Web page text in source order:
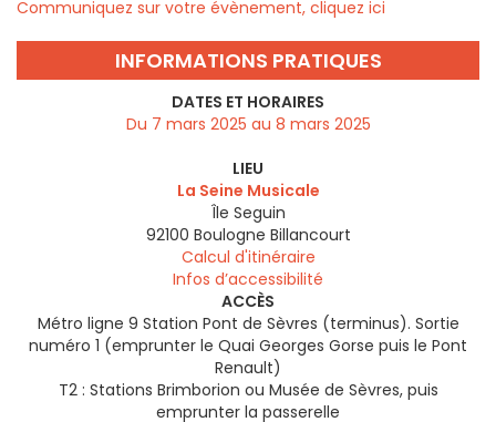
Communiquez sur votre évènement, cliquez ici
INFORMATIONS PRATIQUES
DATES ET HORAIRES
Du 7 mars 2025 au 8 mars 2025
LIEU
La Seine Musicale
Île Seguin
92100 Boulogne Billancourt
Calcul d'itinéraire
Infos d’accessibilité
ACCÈS
Métro ligne 9 Station Pont de Sèvres (terminus). Sortie
numéro 1 (emprunter le Quai Georges Gorse puis le Pont
Renault)
T2 : Stations Brimborion ou Musée de Sèvres, puis
emprunter la passerelle